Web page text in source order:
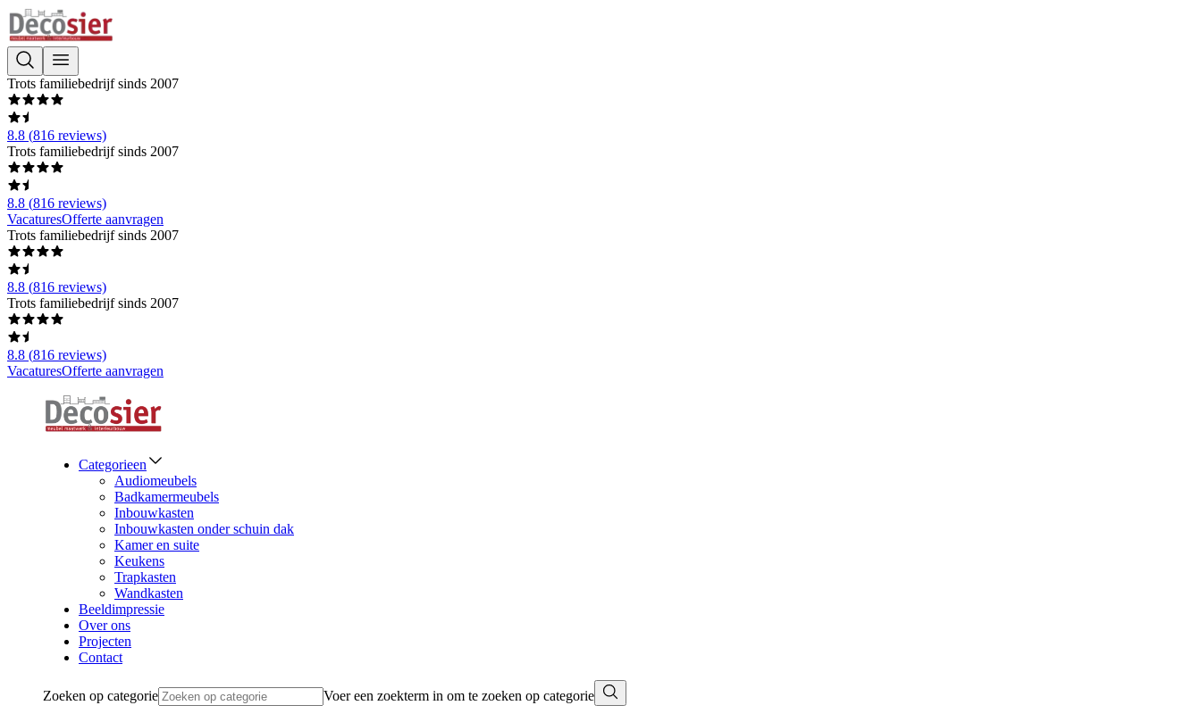
Trots familiebedrijf sinds 2007
8.8 (816 reviews)
Trots familiebedrijf sinds 2007
8.8 (816 reviews)
VacaturesOfferte aanvragen
Trots familiebedrijf sinds 2007
8.8 (816 reviews)
Trots familiebedrijf sinds 2007
8.8 (816 reviews)
VacaturesOfferte aanvragen
Categorieen
Audiomeubels
Badkamermeubels
Inbouwkasten
Inbouwkasten onder schuin dak
Kamer en suite
Keukens
Trapkasten
Wandkasten
Beeldimpressie
Over ons
Projecten
Contact
Zoeken op categorie Voer een zoekterm in om te zoeken op categorie